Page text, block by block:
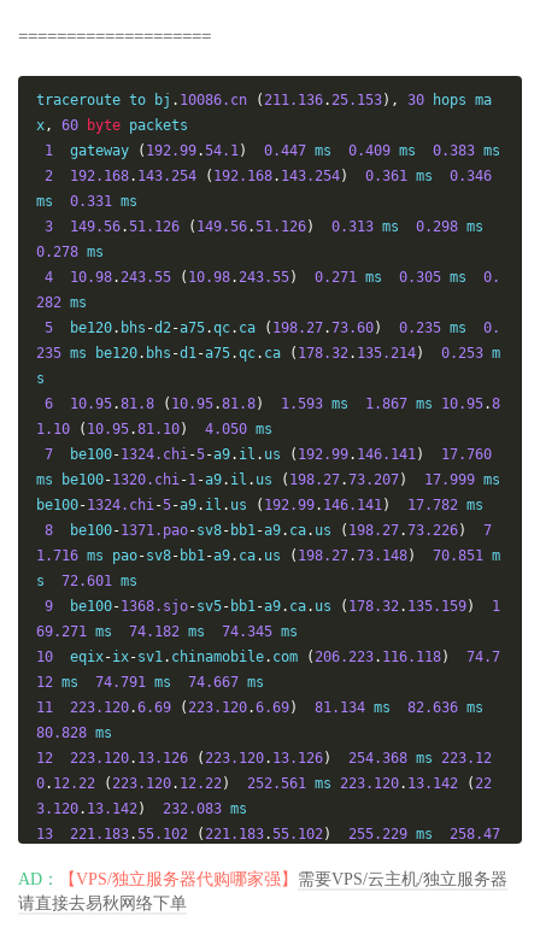
m.cn (219.135.131.213
(219.135.131.213) 246.517 ms 255.506 ms *
25
194.131 .135.219.broad gz.gd .dynamic.163data .com
(219.135 .131.194)
26
* * *
14
219.158.3.145 (219.158
15
*
125.33 186.6
138
125.33 186.138 327.713 ms 125.33 . 186.78 ( 125.33
186.78) 315.493
219.232
187.210
( 125.33 . 187.210 ) 303.559 ms 61.51 169.142
51 .169.142
18
124.65 . 194.42 ( 124.65 .194.42 288.852 ms 124.65
19
4.46
19
61.135 . 113.2 61.135 113.2) 286.678 ms 327.023
291.654
====================
traceroute to bj . 10086.cn (211.136.25.153), 30 hops ma
x, 60 byte packets
1
  gateway
( 192.99.54.1) 0.447 ms 0.409 ms 0.383 ms
2
192.168. 143.254 ( 192.168. 143.254) 0.361 ms 0.346
ms 0.331 ms
3
149.56.51.126 ( 149.56.51.126) 0.313 ms 0.298
0.278 ms
4
10.98.243.55 ( 10.98.243.55) 0.271 ms 0.305 ms 0.
282 ms
5
  be120
. bhs -d2-a75.qc. ca ( 198.27.73.60) 0.235 ms 0.
235 ms be120. bhs -d1-a75.qc. ca ( 178.32. 135.214) 0.253 m
s
6
10.95.81.8 ( 10.95.81.8) 1.593 ms 1.867 ms 10.95.8
1.10
( 10.95.81.10) 4.050 ms
7
  be100
-1324.chi-5-a9. il . us ( 192.99. 146.141)
17.760
ms be100-1320.chi-1-a9. il . us ( 198.27.73.207) 17.999 ms
be100-1324.chi-5-a9. il . us ( 192.99. 146.141) 17.782 ms
8
  be100
-1371.pao-sv8- bb1-a9. ca. us ( 198.27.73.226)
7
1.716 ms pao-sv8- bb1-a9. ca. us ( 198.27.73.148) 70.851 m
s 72.601 ms
9
  be100
-1368.sjo-sv5- bb1-a9. ca. us ( 178.32. 135.159)
1
69.271 ms 74.182 ms 74.345
10
  eqix
-ix-sv1. chinamobile. com (206.223. 116.118)
74.7
12 ms 74.791 ms 74.667
11
223.120.6.69 (223.120.6.69) 81.134 ms 82.636
80.828
12
223.120. 13.126 (223.120. 13.126) 254.368 ms 223.12
0. 12.22 (223.120. 12.22) 252.561 ms 223.120. 13.142 (22
3.120. 13.142) 232.083
13
221.183.55.102 (221.183.55.102) 255.229 ms 258.47
14
221.183.46.250 ( 221.183.46.250) 264.218 ms 264.12
2 ms 221.183.25.201
AD： 【VPS/独立服务器代购哪家强】 需要VPS/云主机/独立服务器
请直接去易秋网络下单